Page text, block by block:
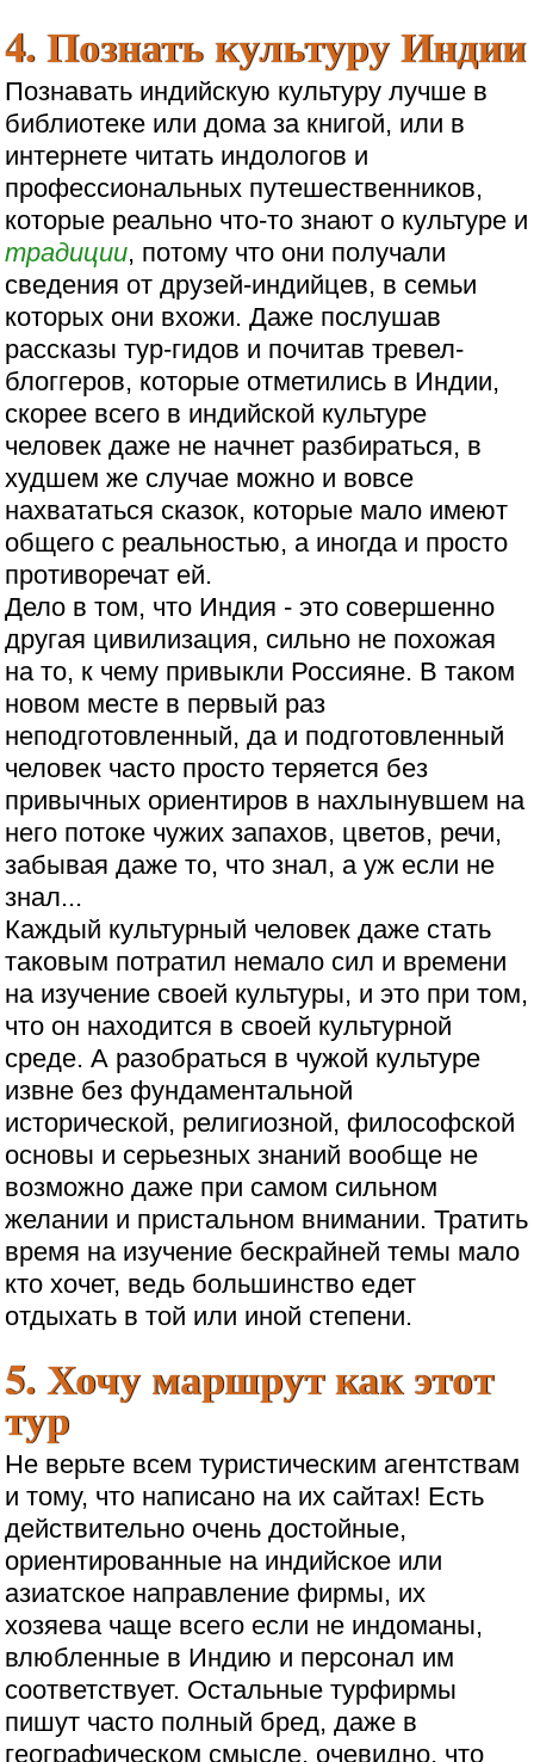
4. Познать культуру Индии
Познавать индийскую культуру лучше в
библиотеке или дома за книгой, или в
интернете читать индологов и
профессиональных путешественников,
которые реально что-то знают о культуре и
традиции, потому что они получали
сведения от друзей-индийцев, в семьи
которых они вхожи. Даже послушав
рассказы тур-гидов и почитав тревел-
блоггеров, которые отметились в Индии,
скорее всего в индийской культуре
человек даже не начнет разбираться, в
худшем же случае можно и вовсе
нахвататься сказок, которые мало имеют
общего с реальностью, а иногда и просто
противоречат ей.
Дело в том, что Индия - это совершенно
другая цивилизация, сильно не похожая
на то, к чему привыкли Россияне. В таком
новом месте в первый раз
неподготовленный, да и подготовленный
человек часто просто теряется без
привычных ориентиров в нахлынувшем на
него потоке чужих запахов, цветов, речи,
забывая даже то, что знал, а уж если не
знал...
Каждый культурный человек даже стать
таковым потратил немало сил и времени
на изучение своей культуры, и это при том,
что он находится в своей культурной
среде. А разобраться в чужой культуре
извне без фундаментальной
исторической, религиозной, философской
основы и серьезных знаний вообще не
возможно даже при самом сильном
желании и пристальном внимании. Тратить
время на изучение бескрайней темы мало
кто хочет, ведь большинство едет
отдыхать в той или иной степени.
5. Хочу маршрут как этот
тур
Не верьте всем туристическим агентствам
и тому, что написано на их сайтах! Есть
действительно очень достойные,
ориентированные на индийское или
азиатское направление фирмы, их
хозяева чаще всего если не индоманы,
влюбленные в Индию и персонал им
соответствует. Остальные турфирмы
пишут часто полный бред, даже в
географическом смысле, очевидно, что